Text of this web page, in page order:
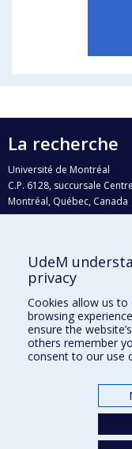
La recherche
Université de Montréal
C.P. 6128, succursale
Montréal, Québec, Canada
H3C 3J7
Qui fait quoi?
Nous trouver
Plan du site
Accessibilité
UdeM
privacy
Cookies allow us to
browsing
ensure the
others remember
consent to our use